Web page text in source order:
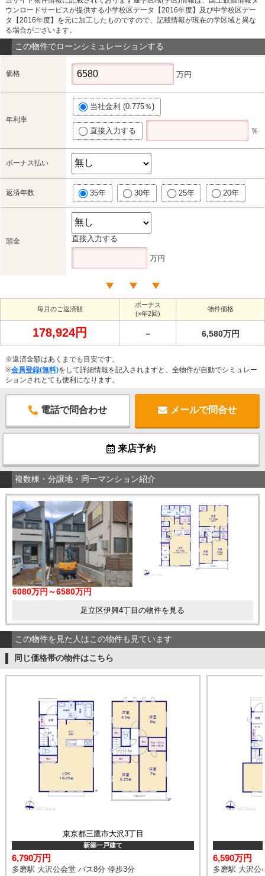
ウンロードサービスが提供する小学校区データ【2016年度】及び中学校区デー
タ【2016年度】を元に加工したものですので、記載情報が現在の学区域と異な
る場合がございます。
この物件でローンシミュレーションする
価格 万円
年利率
当社金利 (0.775％)
直接入力する ％
ボーナス払い
返済年数 35年 30年 25年 20年
頭金 直接入力する
万円
毎月のご返済額
ボーナス
(×年2回)
物件価格
178,924円 － 6,580万円
※返済金額はあくまでも目安です。
※会員登録(無料)をして詳細情報を記入されますと、全物件が自動でシミュレー
ションされとても便利になります。
電話で問合わせ メールで問合せ
来店予約
複数棟・分譲地・同一マンション紹介
6080万円～6580万円
足立区伊興4丁目の物件を見る
この物件を見た人はこの物件も見ています
同じ価格帯の物件はこちら
東京都三鷹市大沢3丁目
新築一戸建て
6,790万円
多磨駅 大沢公会堂 バス8分 停歩3分
6,590万円
多磨駅 大沢公